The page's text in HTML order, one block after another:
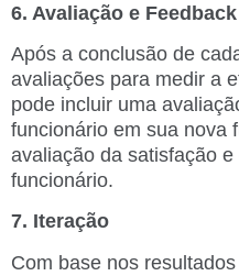
6. Avaliação e Feedback
Após a conclusão de
avaliações para medir a
pode incluir uma
funcionário em sua nova
avaliação da satisfação
funcionário.
7. Iteração
Com base nos